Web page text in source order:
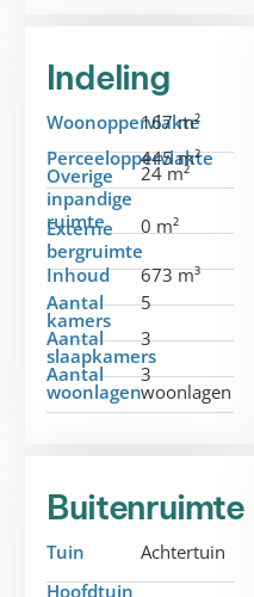
Indeling
Woonoppervlakte
167 m²
Perceeloppervlakte
445 m²
Overige
inpandige
ruimte
24 m²
Externe
bergruimte
0 m²
Inhoud
673 m³
Aantal
kamers
5
Aantal
slaapkamers
3
Aantal
woonlagen
3
woonlagen
Buitenruimte
Tuin
Achtertuin
Hoofdtuin